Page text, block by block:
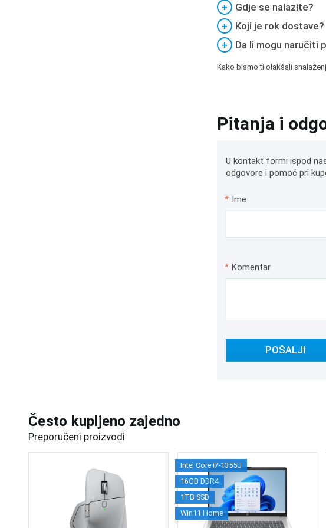
+
Gdje se nalazite?
+
Koji je rok dostave?
+
Da li mogu naručiti
Kako bismo ti olakšali
Pitanja i
U kontakt formi ispod
odgovore i pomoć pri
* Ime
* Komentar
POŠALJI
Često kupljeno zajedno
Preporučeni proizvodi.
Intel Core i7-1355U
16GB DDR4
1TB SSD
Win11 Home